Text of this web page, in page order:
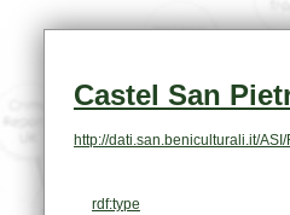
Castel San
http://dati.san.beniculturali.it/
rdf:type